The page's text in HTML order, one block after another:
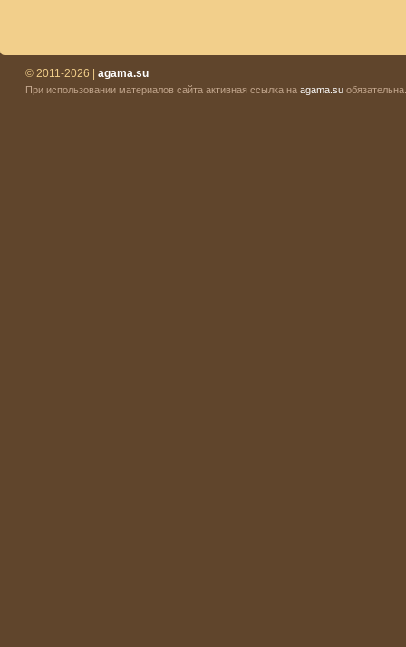
© 2011-2026 | agama.su
При использовании материалов сайта активная ссылка на agama.su обязательна.